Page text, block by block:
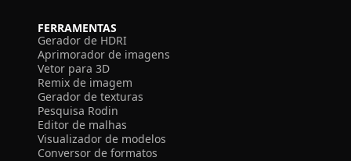
FERRAMENTAS
Gerador de HDRI
Aprimorador de imagens
Vetor para 3D
Remix de imagem
Gerador de texturas
Pesquisa Rodin
Editor de malhas
Visualizador de modelos
Conversor de formatos